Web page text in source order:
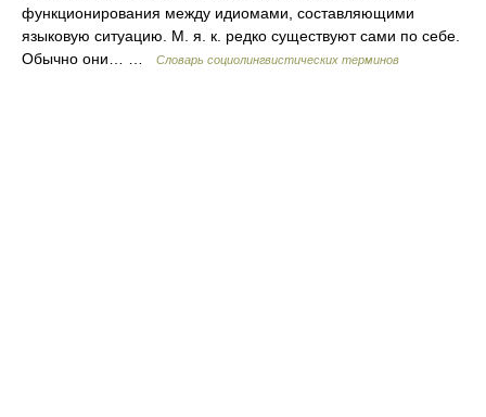
функционирования между идиомами, составляющими
языковую ситуацию. М. я. к. редко существуют сами по себе.
Обычно они… …
Словарь социолингвистических терминов